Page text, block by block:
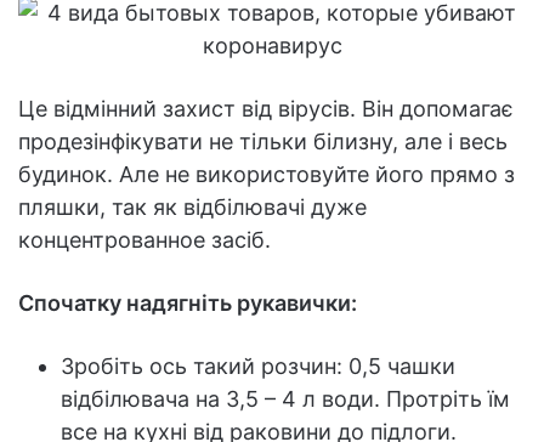
Це відмінний захист від вірусів. Він допомагає
продезінфікувати не тільки білизну, але і весь
будинок. Але не використовуйте його прямо з
пляшки, так як відбілювачі дуже
концентрованное засіб.
Спочатку надягніть рукавички:
Зробіть ось такий розчин: 0,5 чашки
відбілювача на 3,5 – 4 л води. Протріть їм
все на кухні від раковини до підлоги.